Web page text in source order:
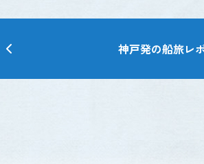
神戸発の船旅レ